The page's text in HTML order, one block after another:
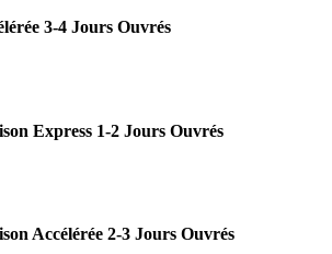
3-4 Jours Ouvrés
Express 1-2 Jours Ouvrés
Accélérée 2-3 Jours Ouvrés